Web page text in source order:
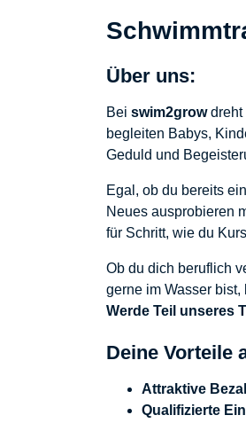
Über uns:
Bei swim2growdreht
begleiten Babys,
Geduld und
Egal, ob du bereits
Neues ausprobieren
für Schritt, wie du
Ob du dich beruflich
gerne im Wasser
Werde Teil unseres
Deine Vorteile
Attraktive
Qualifizierte